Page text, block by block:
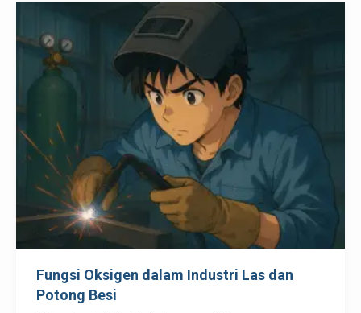
Fungsi Oksigen dalam Industri Las dan
Potong Besi